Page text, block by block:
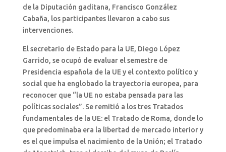
de la Diputación gaditana, Francisco González
Cabaña, los participantes llevaron a cabo sus
intervenciones.
El secretario de Estado para la UE, Diego López
Garrido, se ocupó de evaluar el semestre de
Presidencia española de la UE y el contexto político y
social que ha englobado la trayectoria europea, para
reconocer que “la UE no estaba pensada para las
políticas sociales”. Se remitió a los tres Tratados
fundamentales de la UE: el Tratado de Roma, donde lo
que predominaba era la libertad de mercado interior y
es el que impulsa el nacimiento de la Unión; el Tratado